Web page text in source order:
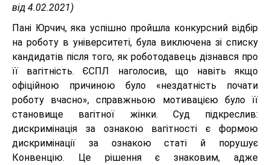
від 4.02.2021)
Пані Юрчич, яка успішно пройшла конкурсний відбір
на роботу в університеті, була виключена зі списку
кандидатів після того, як роботодавець дізнався про
її вагітність. ЄСПЛ наголосив, що навіть якщо
офіційною причиною було «нездатність почати
роботу вчасно», справжньою мотивацією було її
становище вагітної жінки. Суд підкреслив:
дискримінація за ознакою вагітності є формою
дискримінації за ознакою статі й порушує
Конвенцію. Це рішення є знаковим, адже